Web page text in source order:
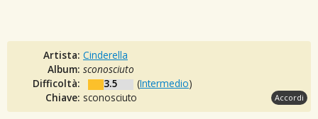
Artista: Cinderella
Album: sconosciuto
Difficoltà:
3.5 (Intermedio)
Chiave: sconosciuto Accordi